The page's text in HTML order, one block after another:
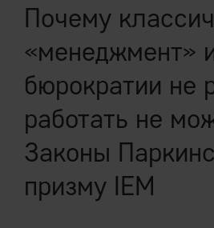
Почему
«менеджмент»
бюрократии не
работать не
Законы
призму IEM